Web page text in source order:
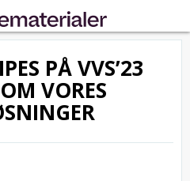
PÅ VVS’23
VORES